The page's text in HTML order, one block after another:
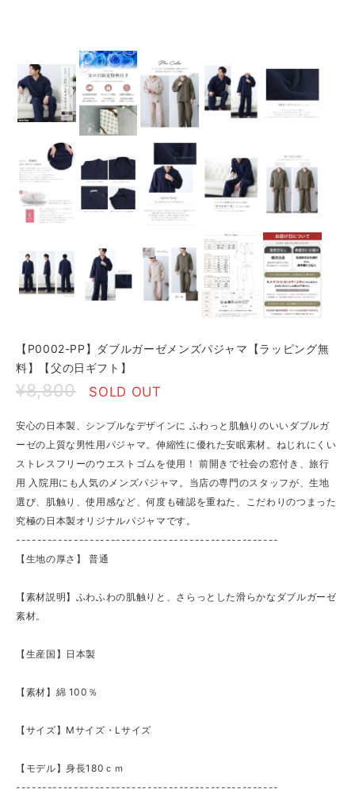
【P0002-PP】ダブルガーゼメンズパジャマ【ラッピング無
料】【父の日ギフト】
¥8,800 SOLD OUT
安心の日本製、シンプルなデザインに ふわっと肌触りのいいダブルガ
ーゼの上質な男性用パジャマ。伸縮性に優れた安眠素材。ねじれにくい
ストレスフリーのウエストゴムを使用！ 前開きで社会の窓付き、旅行
用 入院用にも人気のメンズパジャマ。当店の専門のスタッフが、生地
選び、肌触り、使用感など、何度も確認を重ねた、こだわりのつまった
究極の日本製オリジナルパジャマです。
--------------------------------------------------
【生地の厚さ】 ​普通
【素材説明】ふわふわの肌触りと、さらっとした滑らかなダブルガーゼ
素材。
【生産国】日本製
【素材】綿 100％
【サイズ】Mサイズ・Lサイズ
【モデル】身長180ｃｍ
--------------------------------------------------